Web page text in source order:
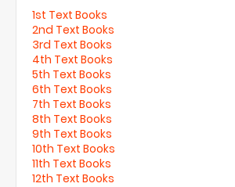
1st Text Books
2nd Text Books
3rd Text Books
4th Text Books
5th Text Books
6th Text Books
7th Text Books
8th Text Books
9th Text Books
10th Text Books
11th Text Books
12th Text Books